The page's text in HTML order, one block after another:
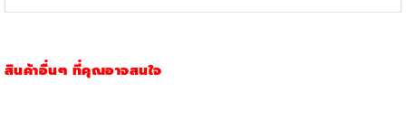
สินค้าอื่นๆ ที่คุณอาจสนใจ